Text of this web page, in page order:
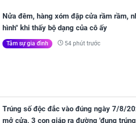
Nửa đêm, hàng xóm đập cửa rầm rầm,
hình" khi thấy bộ dạng của cô ấy
Tâm sự gia đình 54 phút trước
Trúng số độc đắc vào đúng ngày 7/8/
mở cửa, 3 con giáp ra đường 'đụng